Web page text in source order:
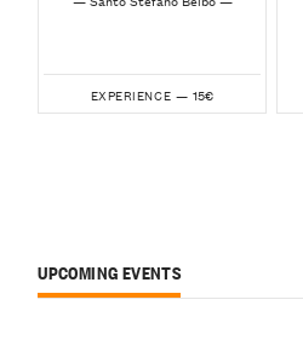
EXPERIENCE — 15€
UPCOMING EVENTS